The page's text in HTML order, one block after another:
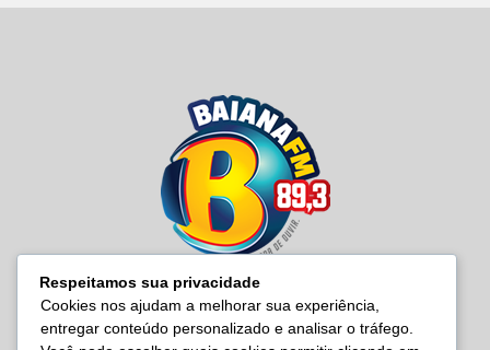
Respeitamos sua privacidade
Cookies nos ajudam a melhorar sua experiência,
entregar conteúdo personalizado e analisar o tráfego.